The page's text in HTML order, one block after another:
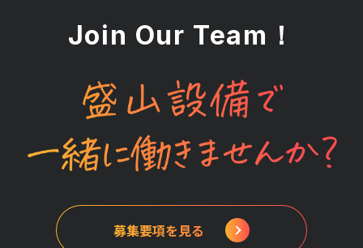
Join Our Team！
募集要項を見る